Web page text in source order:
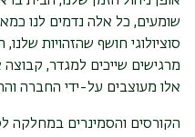
שומעים, כל אלה נדמים לנו
סוציולוגי חושף שהזהויות
מרגישים שייכים למגדר,
אלו מעוצבים על-ידי החברה
הקורסים והסמינרים במחלקה